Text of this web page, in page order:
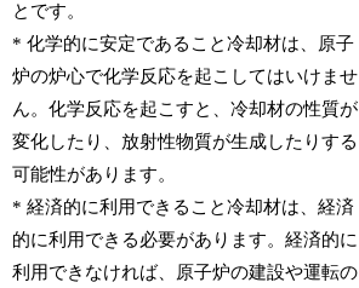
とです。
* 化学的に安定であること冷却材は、原子
炉の炉心で化学反応を起こしてはいけませ
ん。化学反応を起こすと、冷却材の性質が
変化したり、放射性物質が生成したりする
可能性があります。
* 経済的に利用できること冷却材は、経済
的に利用できる必要があります。経済的に
利用できなければ、原子炉の建設や運転の